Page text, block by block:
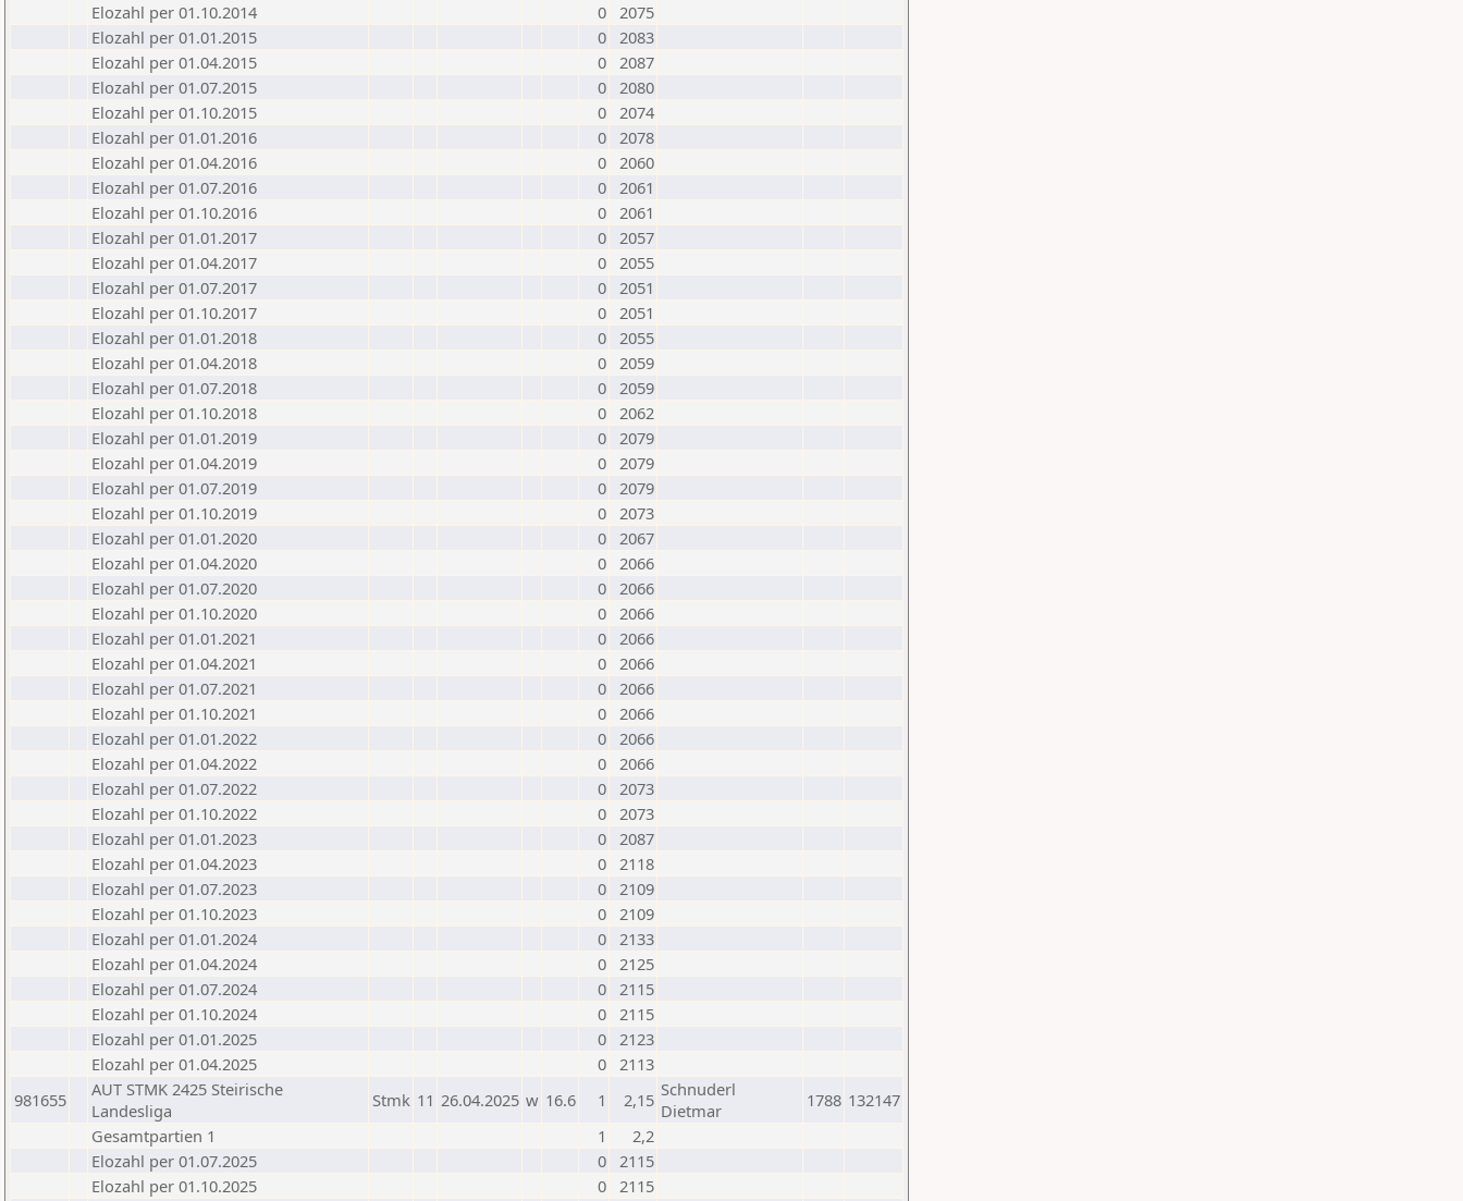
Elozahl per 01.10.2014
0 2075
Elozahl per 01.01.2015
0 2083
Elozahl per 01.04.2015
0 2087
Elozahl per 01.07.2015
0 2080
Elozahl per 01.10.2015
0 2074
Elozahl per 01.01.2016
0 2078
Elozahl per 01.04.2016
0 2060
Elozahl per 01.07.2016
0 2061
Elozahl per 01.10.2016
0 2061
Elozahl per 01.01.2017
0 2057
Elozahl per 01.04.2017
0 2055
Elozahl per 01.07.2017
0 2051
Elozahl per 01.10.2017
0 2051
Elozahl per 01.01.2018
0 2055
Elozahl per 01.04.2018
0 2059
Elozahl per 01.07.2018
0 2059
Elozahl per 01.10.2018
0 2062
Elozahl per 01.01.2019
0 2079
Elozahl per 01.04.2019
0 2079
Elozahl per 01.07.2019
0 2079
Elozahl per 01.10.2019
0 2073
Elozahl per 01.01.2020
0 2067
Elozahl per 01.04.2020
0 2066
Elozahl per 01.07.2020
0 2066
Elozahl per 01.10.2020
0 2066
Elozahl per 01.01.2021
0 2066
Elozahl per 01.04.2021
0 2066
Elozahl per 01.07.2021
0 2066
Elozahl per 01.10.2021
0 2066
Elozahl per 01.01.2022
0 2066
Elozahl per 01.04.2022
0 2066
Elozahl per 01.07.2022
0 2073
Elozahl per 01.10.2022
0 2073
Elozahl per 01.01.2023
0 2087
Elozahl per 01.04.2023
0 2118
Elozahl per 01.07.2023
0 2109
Elozahl per 01.10.2023
0 2109
Elozahl per 01.01.2024
0 2133
Elozahl per 01.04.2024
0 2125
Elozahl per 01.07.2024
0 2115
Elozahl per 01.10.2024
0 2115
Elozahl per 01.01.2025
0 2123
Elozahl per 01.04.2025
0 2113
981655
AUT STMK 2425 Steirische
Landesliga
Stmk 11 26.04.2025 w 16.6 1 2,15 Schnuderl
Dietmar
1788 132147
Gesamtpartien 1
1
2,2
Elozahl per 01.07.2025
0 2115
Elozahl per 01.10.2025
0 2115